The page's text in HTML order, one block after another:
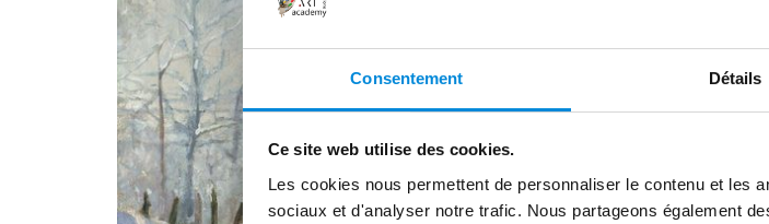
Consentement Détails
Ce site web utilise des cookies.
Les cookies nous permettent de personnaliser le contenu et les
sociaux et d'analyser notre trafic. Nous partageons également